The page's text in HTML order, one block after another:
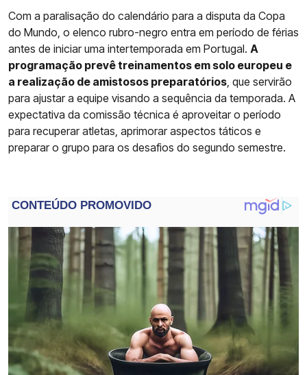
Com a paralisação do calendário para a disputa da Copa
do Mundo, o elenco rubro-negro entra em período de férias
antes de iniciar uma intertemporada em Portugal. A
programação prevê treinamentos em solo europeu e
a realização de amistosos preparatórios , que servirão
para ajustar a equipe visando a sequência da temporada. A
expectativa da comissão técnica é aproveitar o período
para recuperar atletas, aprimorar aspectos táticos e
preparar o grupo para os desafios do segundo semestre.